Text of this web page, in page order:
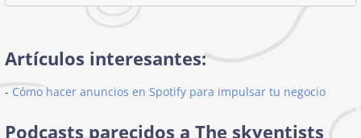
Artículos interesantes:
- Cómo hacer anuncios en Spotify para impulsar tu negocio
Podcasts parecidos a The skyentists